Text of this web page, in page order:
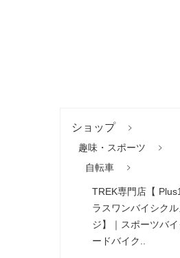
ショップ
趣味・スポーツ
自転車
TREK専門店【
ラスワンバイシク
ジ】｜スポーツバ
ードバイク..